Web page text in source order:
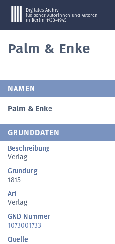
Digitales Archiv
jüdischer Autorinnen und Autoren
in Berlin 1933–1945
Palm & Enke
NAMEN
Palm & Enke
GRUNDDATEN
Beschreibung
Verlag
Gründung
1815
Art
Verlag
GND Nummer
1073001733
Quelle